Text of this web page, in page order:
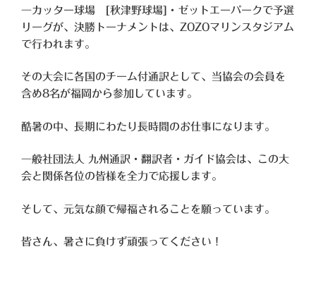
一カッター球場 [秋津野球場]・ゼットエーパークで予選
リーグが、決勝トーナメントは、ZOZOマリンスタジアム
で行われます。
その大会に各国のチーム付通訳として、当協会の会員を
含め8名が福岡から参加しています。
酷暑の中、長期にわたり長時間のお仕事になります。
一般社団法人 九州通訳・翻訳者・ガイド協会は、この大
会と関係各位の皆様を全力で応援します。
そして、元気な顔で帰福されることを願っています。
皆さん、暑さに負けず頑張ってください！